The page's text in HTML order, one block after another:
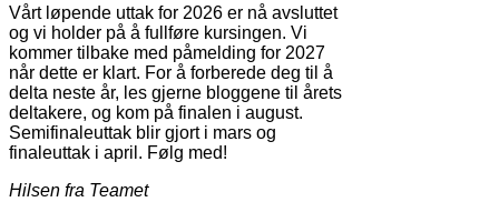
Vårt løpende uttak for 2026 er nå avsluttet
og vi holder på å fullføre kursingen. Vi
kommer tilbake med påmelding for 2027
når dette er klart. For å forberede deg til å
delta neste år, les gjerne bloggene til årets
deltakere, og kom på finalen i august.
Semifinaleuttak blir gjort i mars og
finaleuttak i april. Følg med!
Hilsen fra Teamet